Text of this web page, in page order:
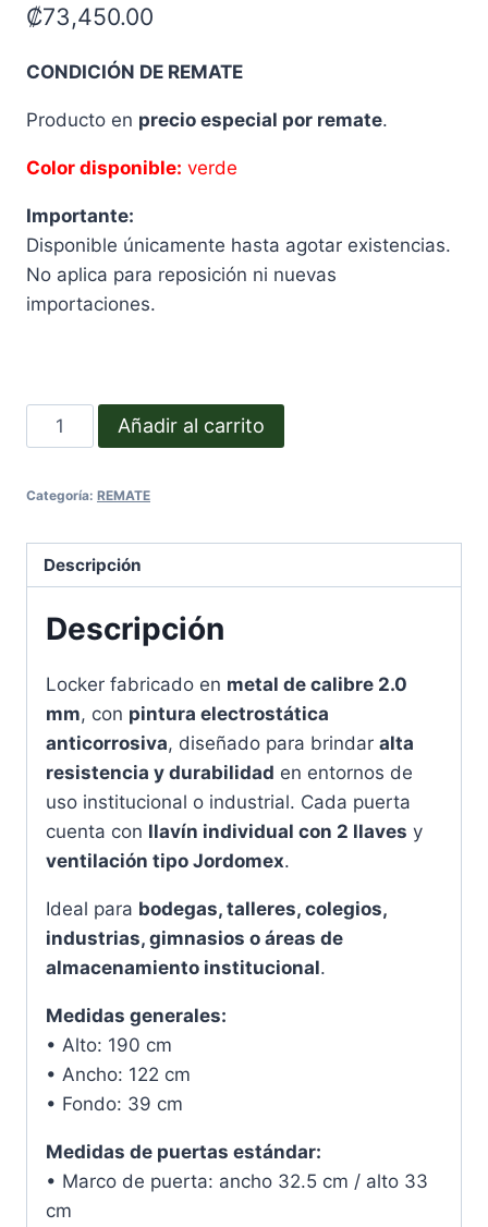
₡73,450.00
CONDICIÓN DE REMATE
Producto en precio especial por remate.
Color disponible: verde
Importante:
Disponible únicamente hasta agotar existencias.
No aplica para reposición ni nuevas
importaciones.
24V
Añadir al carrito
Categoría: REMATE
Descripción
Descripción
Locker fabricado en metal de calibre 2.0
mm, con pintura electrostática
anticorrosiva, diseñado para brindar alta
resistencia y durabilidad en entornos de
uso institucional o industrial. Cada puerta
cuenta con llavín individual con 2 llaves y
ventilación tipo Jordomex.
Ideal para bodegas, talleres, colegios,
industrias, gimnasios o áreas de
almacenamiento institucional.
Medidas generales:
• Alto: 190 cm
• Ancho: 122 cm
• Fondo: 39 cm
Medidas de puertas estándar:
• Marco de puerta: ancho 32.5 cm / alto 33
cm